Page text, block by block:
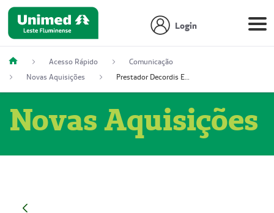
Login
Acesso Rápido
Comunicação
Novas Aquisições
Prestador Decordis Exames Cardiológicos LTDA (51004347-4)
Novas Aquisições